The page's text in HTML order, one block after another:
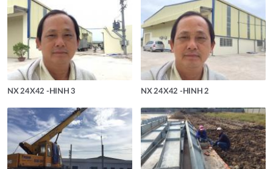
NX 24X42 -HINH 3 NX 24X42 -HINH 2